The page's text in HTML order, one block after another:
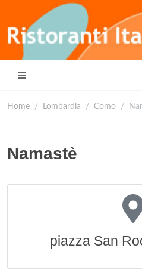
Home Lombardia Como
Namastè
piazza San